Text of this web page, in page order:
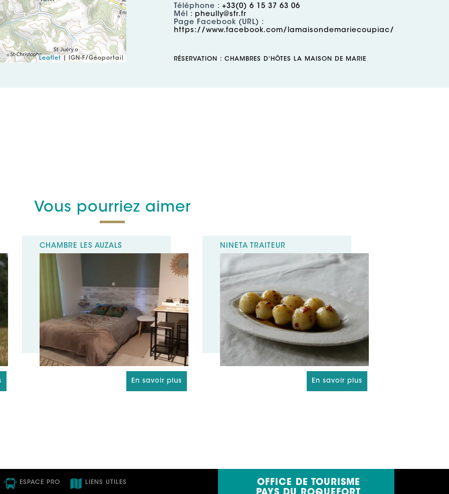
Téléphone : +33(0) 6 15 37 63 06
Mél : pheully@sfr.fr
Page Facebook (URL) :
https://www.facebook.com/lamaisondemariecoupiac/
RÉSERVATION : CHAMBRES D'HÔTES LA MAISON DE MARIE
Leaflet | IGN-F/Géoportail
Vous pourriez aimer
CHAMBRE LES AUZALS
En savoir plus
NIÑETA TRAITEUR
En savoir plus
OFFICE DE TOURISME
ESPACE PRO LIENS UTILES